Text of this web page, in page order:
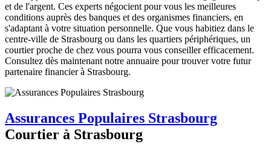
et de l'argent. Ces experts négocient pour vous les meilleures
conditions auprès des banques et des organismes financiers, en
s'adaptant à votre situation personnelle. Que vous habitiez dans le
centre-ville de Strasbourg ou dans les quartiers périphériques, un
courtier proche de chez vous pourra vous conseiller efficacement.
Consultez dès maintenant notre annuaire pour trouver votre futur
partenaire financier à Strasbourg.
Assurances Populaires Strasbourg
Courtier à Strasbourg